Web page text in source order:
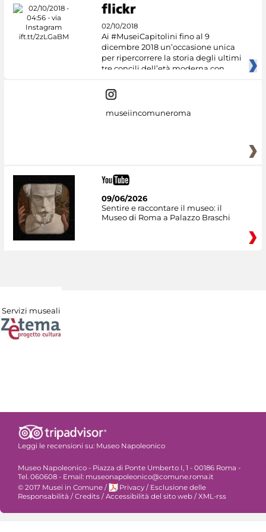
02/10/2018
Ai #MuseiCapitolini fino al 9
dicembre 2018 un’occasione unica
per ripercorrere la storia degli ultimi
tre concili dell’età moderna con
museiincomuneroma
09/06/2026
Sentire e raccontare il museo: il
Museo di Roma a Palazzo Braschi
Servizi museali
Leggi le recensioni su: Museo Napoleonico
Museo Napoleonico - Piazza di Ponte Umberto I, 1 - 00186 Roma -
Tel. 060608 - Email: museonapoleonico@comune.roma.it
© 2017 Musei in Comune / Privacy / Esclusione delle
Responsabilità / Credits / Accessibilità del sito web / XML-rss